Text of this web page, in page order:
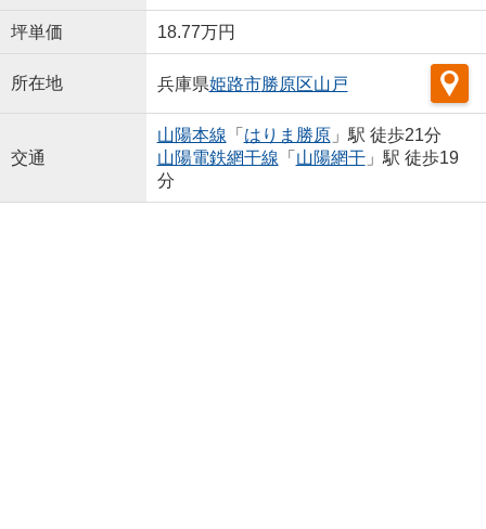
坪単価 18.77万円
所在地 兵庫県姫路市勝原区山戸
交通
山陽本線 「 はりま勝原」駅 徒歩21分
山陽電鉄網干線 「 山陽網干」駅 徒歩19
分